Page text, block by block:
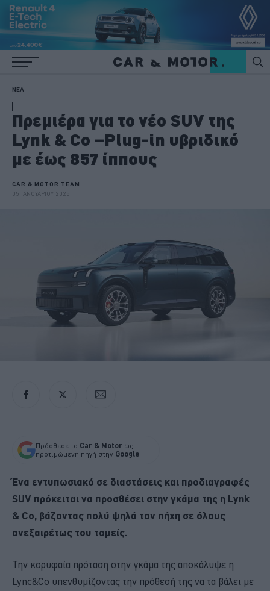
ΝΕΑ
Πρεμιέρα για το νέο SUV της
Lynk & Co –Plug-in υβριδικό
με έως 857 ίππους
CAR & MOTOR TEAM
05 ΙΑΝΟΥΑΡΙΟΥ 2025
Πρόσθεσε το Car & Motor ως
προτιμώμενη πηγή στην Google
Ένα εντυπωσιακό σε διαστάσεις και προδιαγραφές
SUV πρόκειται να προσθέσει στην γκάμα της η Lynk
& Co, βάζοντας πολύ ψηλά τον πήχη σε όλους
ανεξαιρέτως του τομείς.
Την κορυφαία πρόταση στην γκάμα της αποκάλυψε η
Lync&Co υπενθυμίζοντας την πρόθεσή της να τα βάλει με